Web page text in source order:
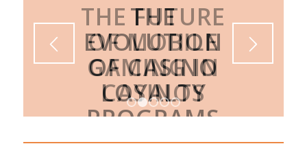
THE FUTURE
OF MOBILE
GAMING IN
CASINOS
1 2